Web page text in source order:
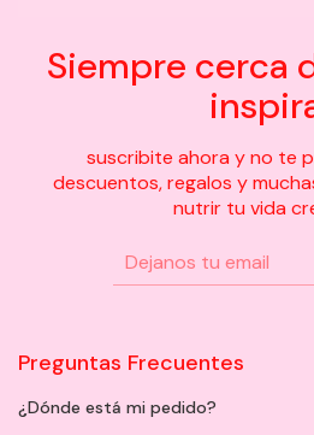
Siempre cerca
suscribite ahora y no te
descuentos, regalos y
nutrir tu vida
Preguntas Frecuentes
¿Dónde está mi pedido?